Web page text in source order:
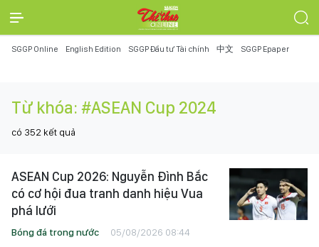
SGGP Online English Edition SGGP Đầu tư Tài chính 中文 SGGP Epaper
Từ khóa: #ASEAN Cup 2024
có 352 kết quả
ASEAN Cup 2026: Nguyễn Đình Bắc
có cơ hội đua tranh danh hiệu Vua
phá lưới
Bóng đá trong nước 05/08/2026 08:44